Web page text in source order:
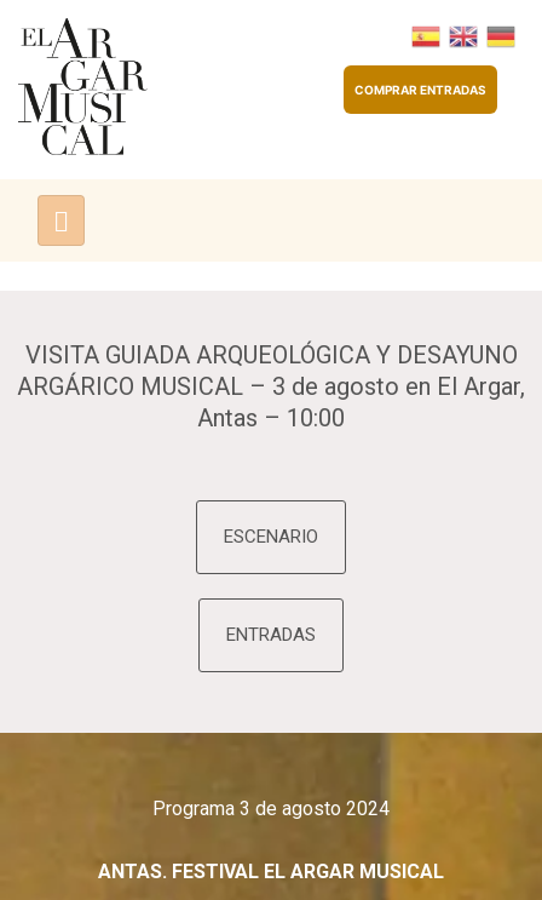
COMPRAR ENTRADAS
VISITA GUIADA ARQUEOLÓGICA Y DESAYUNO
ARGÁRICO MUSICAL – 3 de agosto en El Argar,
Antas – 10:00
ESCENARIO
ENTRADAS
Programa 3 de agosto 2024
ANTAS. FESTIVAL EL ARGAR MUSICAL